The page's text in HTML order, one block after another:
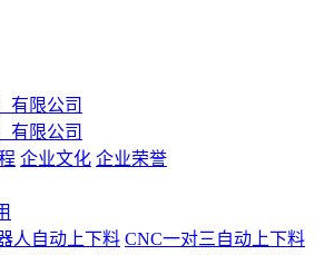
有限公司
有限公司
企业文化 企业荣誉
人自动上下料 CNC一对三自动上下料